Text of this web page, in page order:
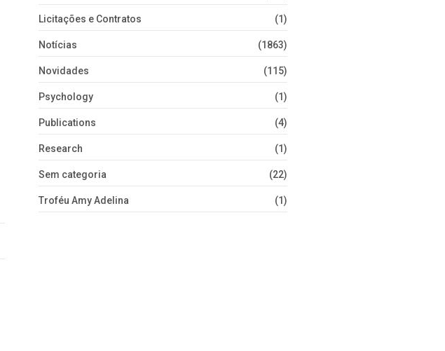
Licitações e Contratos (1)
Notícias (1863)
Novidades (115)
Psychology (1)
Publications (4)
Research (1)
Sem categoria (22)
Troféu Amy Adelina (1)